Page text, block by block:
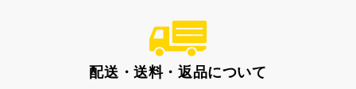
茶）
カステラ巻・三笠山
配送・送料・返品について